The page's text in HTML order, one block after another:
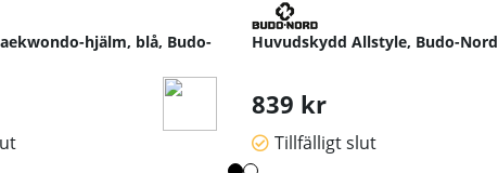
hjälm, blå, Budo- Huvudskydd Allstyle, Budo-Nord
839 kr
Tillfälligt slut